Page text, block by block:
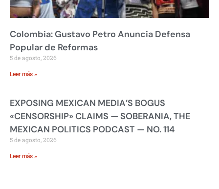
Colombia: Gustavo Petro Anuncia Defensa
Popular de Reformas
5 de agosto, 2026
Leer más »
EXPOSING MEXICAN MEDIA’S BOGUS
«CENSORSHIP» CLAIMS — SOBERANIA, THE
MEXICAN POLITICS PODCAST — NO. 114
5 de agosto, 2026
Leer más »